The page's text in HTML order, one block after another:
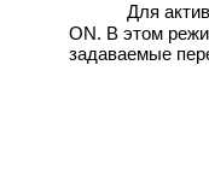
Для
ON. В этом
задаваемые